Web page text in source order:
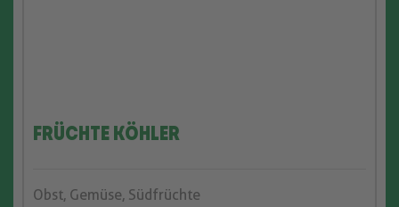
Früchte Köhler
Obst, Gemüse, Südfrüchte